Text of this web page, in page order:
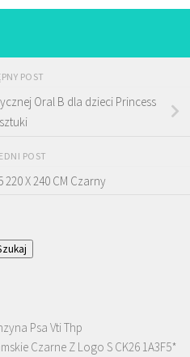
POST
Oral B dla dzieci Princess
POST
X 240 CM Czarny
Psa Vti Thp
Czarne Z Logo S CK26 1A3F5*